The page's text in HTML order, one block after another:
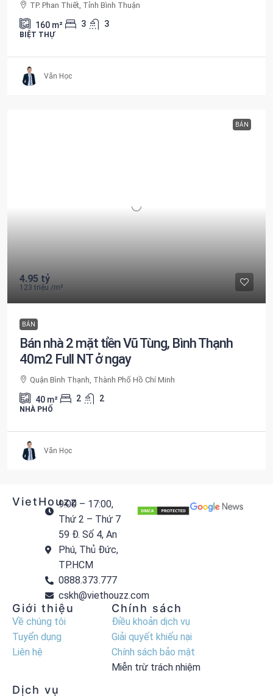
TP. Phan Thiết, Tỉnh Bình Thuận
160 m² 3 3
BIỆT THỰ
Văn Học
BÁN
4.95 tỷ
123 triệu /m²
BÁN
Bán nhà 2 mặt tiền Vũ Tùng, Bình Thạnh
40m2 Full NT ở ngay
Quận Bình Thạnh, Thành Phố Hồ Chí Minh
40 m² 2 2
NHÀ PHỐ
Văn Học
VietHouzz9:00 – 17:00,
Thứ 2 – Thứ 7
59 Đ. Số 4, An
Phú, Thủ Đức,
TP.HCM
0888.373.777
cskh@viethouzz.com
Giới thiệu
Về chúng tôi
Tuyển dụng
Liên hệ
Chính sách
Điều khoản dịch vụ
Giải quyết khiếu nại
Chính sách bảo mật
Miễn trừ trách nhiệm
Dịch vụ